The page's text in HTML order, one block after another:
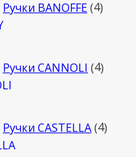
Ручки BANOFFE 4товара
Ручки CANNOLI 4товара
Ручки CASTELLA 4товара